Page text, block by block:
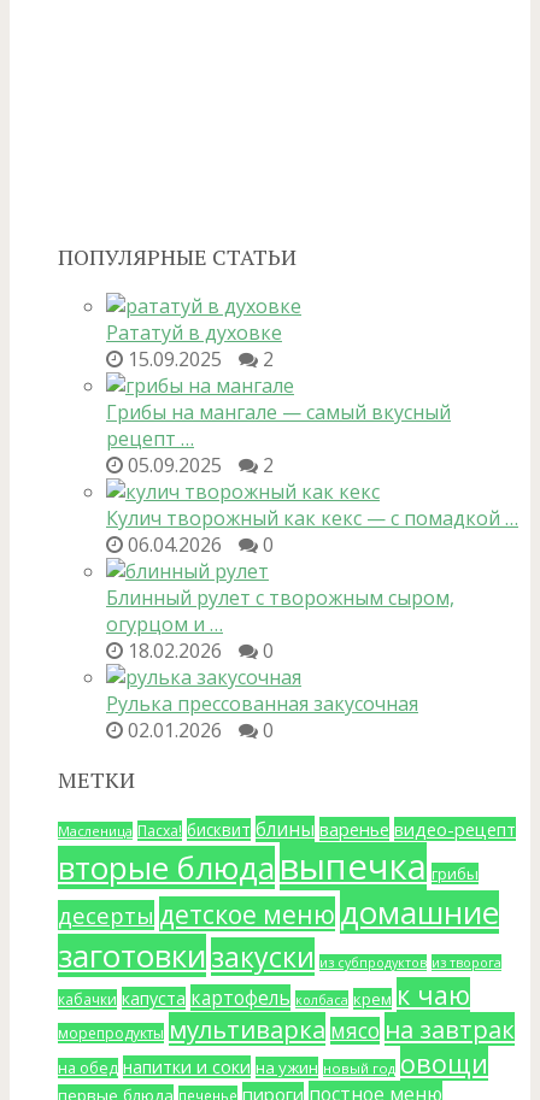
ПОПУЛЯРНЫЕ СТАТЬИ
Рататуй в духовке
15.09.2025
2
Грибы на мангале — самый вкусный
рецепт …
05.09.2025
2
Кулич творожный как кекс — с помадкой …
06.04.2026
0
Блинный рулет с творожным сыром,
огурцом и …
18.02.2026
0
Рулька прессованная закусочная
02.01.2026
0
МЕТКИ
Масленица Пасха! бисквит блины варенье видео-рецепт
вторые блюдавыпечка грибы
десерты детское меню домашние
заготовкизакуски из субпродуктов из творога
кабачки капуста картофель колбаса крем к чаю
морепродукты мультиварка мясо на завтрак
на обед напитки и соки на ужин новый год овощи
первые блюда печенье пироги постное меню